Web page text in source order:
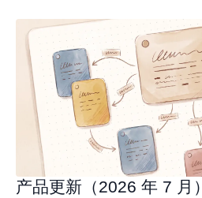
产品更新（2026 年 7 月）